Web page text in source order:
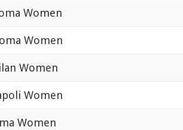
Women
Women
Women
Women
Women